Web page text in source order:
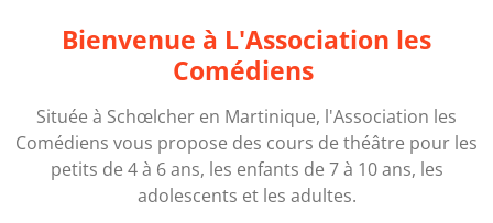
Bienvenue à L'Association les
Comédiens
Située à Schœlcher en Martinique, l'Association les
Comédiens vous propose des cours de théâtre pour les
petits de 4 à 6 ans, les enfants de 7 à 10 ans, les
adolescents et les adultes.